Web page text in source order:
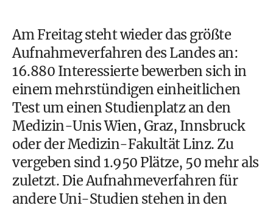
Am Freitag steht wieder das größte
Aufnahmeverfahren des Landes an:
16.880 Interessierte bewerben sich in
einem mehrstündigen einheitlichen
Test um einen Studienplatz an den
Medizin-Unis Wien, Graz, Innsbruck
oder der Medizin-Fakultät Linz. Zu
vergeben sind 1.950 Plätze, 50 mehr als
zuletzt. Die Aufnahmeverfahren für
andere Uni-Studien stehen in den